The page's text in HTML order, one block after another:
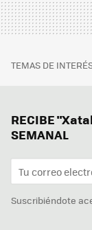
TEMAS DE
RECIBE
SEMANAL
Suscribiéndote